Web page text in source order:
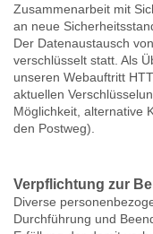
Zusammenarbeit mit
an neue
Der Datenaustausch
verschlüsselt statt. Als
unseren Webauftritt
aktuellen
Möglichkeit, alternative
den Postweg).
Verpflichtung zur
Diverse
Durchführung und